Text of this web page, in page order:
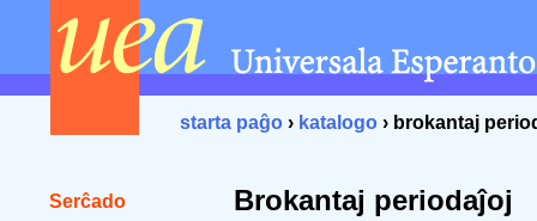
starta paĝo › katalogo › brokantaj
Serĉado
Brokantaj periodaĵoj